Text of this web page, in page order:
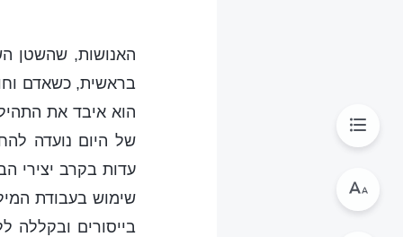
האנושות, שהשטן
בראשית, כשאדם
הוא איבד את
של היום נועדה
עדות בקרב יצירי
שימוש בעבודת
בייסורים ובקללה